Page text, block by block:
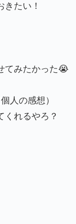
たい！
てみたかった😭
人の感想）
くれるやろ？